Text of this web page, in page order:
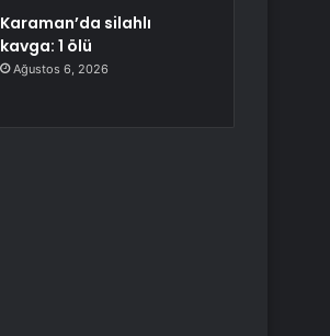
Karaman’da silahlı
kavga: 1 ölü
Ağustos 6, 2026